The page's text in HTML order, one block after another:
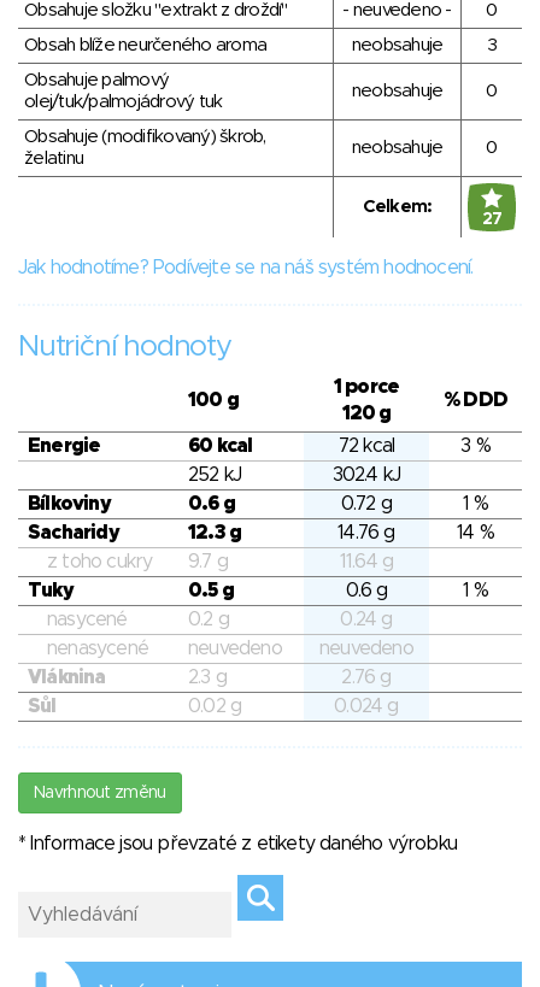
Obsahuje složku "extrakt z droždí"
- neuvedeno -
0
Obsah blíže neurčeného aroma
neobsahuje
3
Obsahuje palmový
olej/tuk/palmojádrový tuk
neobsahuje 0
Obsahuje (modifikovaný) škrob,
želatinu
neobsahuje 0
Celkem:
27
Jak hodnotíme? Podívejte se na náš systém hodnocení.
Nutriční hodnoty
100 g
1 porce
120 g
% DDD
Energie 60 kcal 72 kcal
3 %
252 kJ
302.4 kJ
Bílkoviny
0.6 g 0.72 g
1 %
Sacharidy
12.3 g 14.76 g
14 %
z toho cukry
9.7 g
11.64 g
Tuky
0.5 g 0.6 g
1 %
nasycené
0.2 g
0.24 g
nenasycené
neuvedeno
neuvedeno
Vláknina
2.3 g
2.76 g
Sůl
0.02 g 0.024 g
Navrhnout změnu
* Informace jsou převzaté z etikety daného výrobku